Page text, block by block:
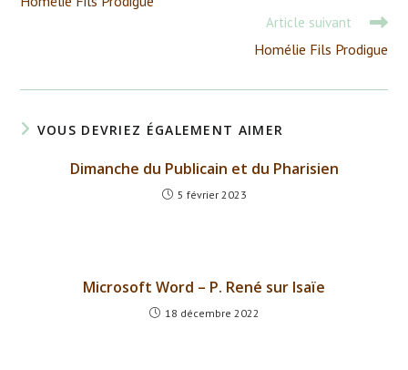
articles
Article suivant
Homélie Fils Prodigue
VOUS DEVRIEZ ÉGALEMENT AIMER
Dimanche du Publicain et du Pharisien
5 février 2023
Microsoft Word – P. René sur Isaïe
18 décembre 2022